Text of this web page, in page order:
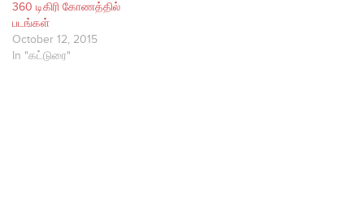
360 டிகிரி கோணத்தில்
படங்கள்
October 12, 2015
In "கட்டுரை"